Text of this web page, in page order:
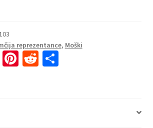
reprezentance, Moški
Pi R S